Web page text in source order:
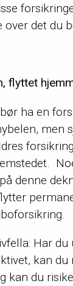
over det du
flyttet
ha en
men
denne
Har du
kan du
kan du